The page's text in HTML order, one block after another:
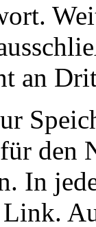
an
den
In